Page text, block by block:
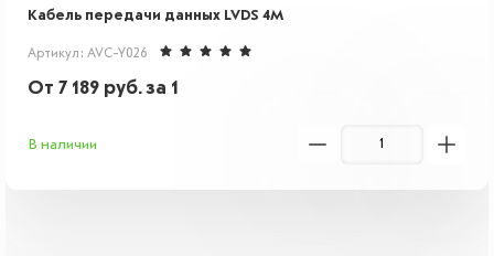
Кабель передачи данных LVDS 4М
Артикул: AVC-Y026
От 7 189 руб.за 1
В наличии